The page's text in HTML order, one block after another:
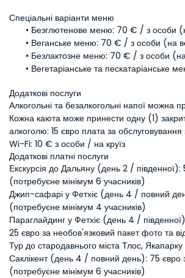
Спеціальні варіанти меню
Безглютенове меню: 70 € / з особи
Веганське меню: 70 € / з особи (на
Безлактозне меню: 70 € / з особи (на
Вегетаріанське та пескатаріанське
Додаткові послуги
Алкогольні та безалкогольні напої можна
Кожна каюта може принести одну (1)
алкоголю: 15 євро плата за
Wi-Fi: 10 € з особи / на круїз
Додаткові платні послуги
Екскурсія до Дальяну (день 2 / південної):
(потребуєне мінімум 6 учасників)
Джип-сафарі у Фетхіє (день 4 / повний
(потребуєне мінімум 4 учасників)
Параглайдинг у Фетхіє (день 4 /
25 євро за необов'язковий пакет фото та
Тур до стародавнього міста Тлос,
Саклікент (день 4 / повний день): 75 євро
(потребуєне мінімум 6 учасників)